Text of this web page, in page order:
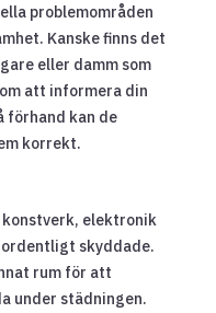
problemområden
Kanske finns det
eller damm som
att informera din
förhand kan de
korrekt.
elektronik
skyddade.
rum för att
under städningen.